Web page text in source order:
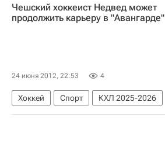
Чешский хоккеист Недвед может
продолжить карьеру в "Авангарде"
24 июня 2012, 22:53 4
Хоккей Спорт
КХЛ 2025-2026
Авангард
Петр Недвед